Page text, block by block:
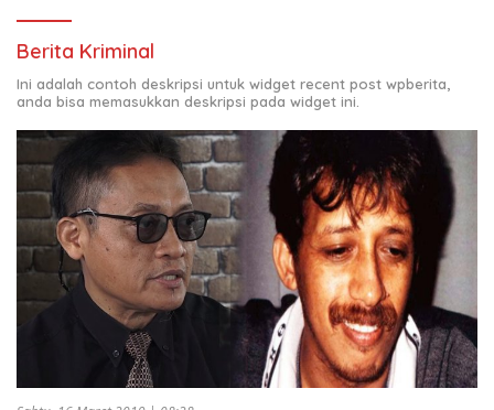
Berita Kriminal
Ini adalah contoh deskripsi untuk widget recent post wpberita,
anda bisa memasukkan deskripsi pada widget ini.